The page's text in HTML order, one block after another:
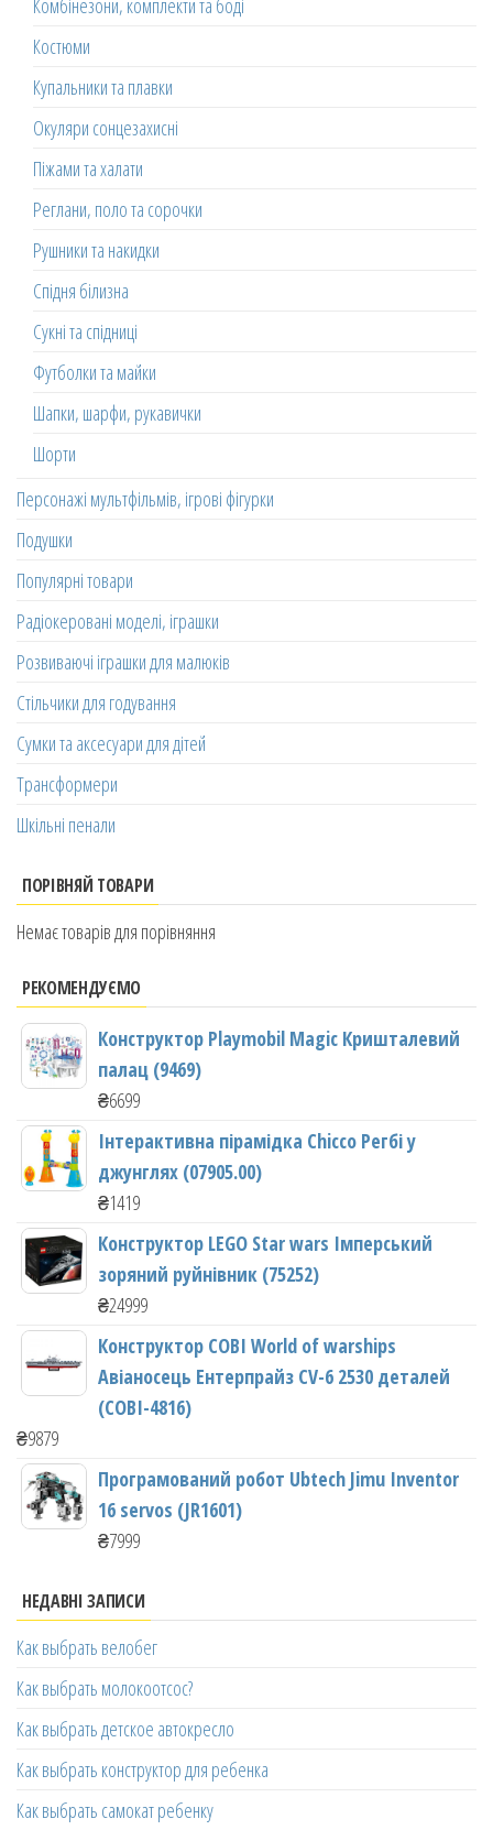
Комбінезони, комплекти та боді
Костюми
Купальники та плавки
Окуляри сонцезахисні
Піжами та халати
Реглани, поло та сорочки
Рушники та накидки
Спідня білизна
Сукні та спідниці
Футболки та майки
Шапки, шарфи, рукавички
Шорти
Персонажі мультфільмів, ігрові фігурки
Подушки
Популярні товари
Радіокеровані моделі, іграшки
Розвиваючі іграшки для малюків
Стільчики для годування
Сумки та аксесуари для дітей
Трансформери
Шкільні пенали
ПОРІВНЯЙ ТОВАРИ
Немає товарів для порівняння
РЕКОМЕНДУЄМО
Конструктор Playmobil Magic Кришталевий
палац (9469)
₴6699
Інтерактивна пірамідка Chicco Регбі у
джунглях (07905.00)
₴1419
Конструктор LEGO Star wars Імперський
зоряний руйнівник (75252)
₴24999
Конструктор COBI World of warships
Авіаносець Ентерпрайз CV-6 2530 деталей
(COBI-4816)
₴9879
Програмований робот Ubtech Jimu Inventor
16 servos (JR1601)
₴7999
НЕДАВНІ ЗАПИСИ
Как выбрать велобег
Как выбрать молокоотсос?
Как выбрать детское автокресло
Как выбрать конструктор для ребенка
Как выбрать самокат ребенку